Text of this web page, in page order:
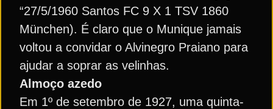
“27/5/1960 Santos FC 9 X 1 TSV 1860
München). É claro que o Munique jamais
voltou a convidar o Alvinegro Praiano para
ajudar a soprar as velinhas.
Almoço azedo
Em 1º de setembro de 1927, uma quinta-